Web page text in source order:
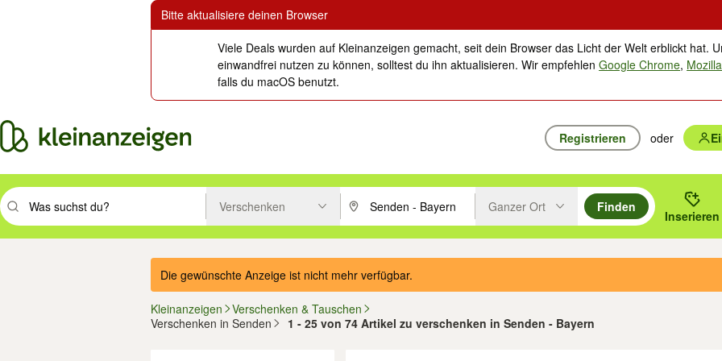
Bitte aktualisiere deinen Browser
Viele Deals wurden auf Kleinanzeigen gemacht, seit dein Browser das Licht der Welt erblickt hat.
einwandfrei nutzen zu können, solltest du ihn aktualisieren. Wir empfehlenGoogle Chrome,
falls du macOS benutzt.
Registrieren oder
Suchbegriff eingeben. Eingabetaste drücken um zu suchen, oder Vorschläge mit den Pfeiltasten nach oben/unten durchsuchen und mit
Verschenken PLZ oder Ort eingeben. Eingabetaste drücken um zu suchen, oder
Ganzer Ort
Finden
Inserieren
Die gewünschte Anzeige ist nicht mehr verfügbar.
Kleinanzeigen
Verschenken & Tauschen
Verschenken in Senden
1 - 25 von 74 Artikel zu verschenken in Senden - Bayern